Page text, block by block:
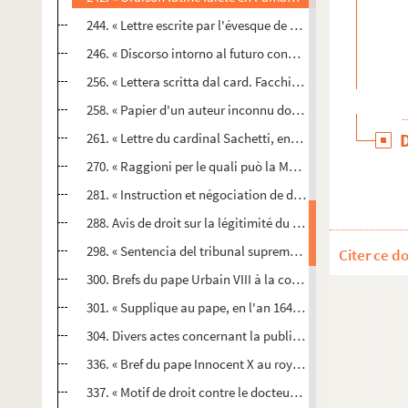
244. « Lettre escrite par l'évesque de Gerace, estant à
246. « Discorso intorno al futuro conclave dopò la
256. « Lettera scritta dal card. Facchinetto... in difesa di
258. « Papier d'un auteur inconnu donné à Rome aux
261. « Lettre du cardinal Sachetti, envoyée au roy
270. « Raggioni per le quali può la Maesta del re di
281. « Instruction et négociation de don Gennaro de
288. Avis de droit sur la légitimité du particularisme de
298. « Sentencia del tribunal supremo de la Santa
300. Brefs du pape Urbain VIII à la cour d'Espagne, au
301. « Supplique au pape, en l'an 1647, présentée par les
304. Divers actes concernant la publication de la bulle
336. « Bref du pape Innocent X au roy Philippe IV... à
337. « Motif de droit contre le docteur Victorian Valda,
Citer ce